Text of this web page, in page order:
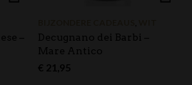
–
,
Decugnano dei Barbi –
Mare Antico
€ 21,95